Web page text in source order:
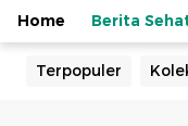
Home Berita
Terpopuler